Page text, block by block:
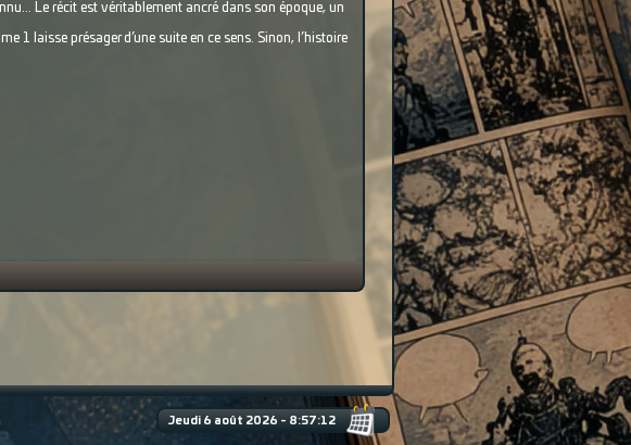
Le récit est véritablement ancré dans son époque, un
1 laisse présager d’une suite en ce sens. Sinon, l’histoire
Jeudi 6 août 2026 - 8:57:13